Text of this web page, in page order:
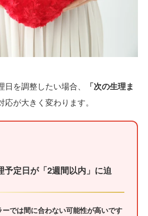
を調整したい場合、
「次の生理ま
応が大きく変わります。
予定日が「2週間以内」に迫
では間に合わない可能性が高いです